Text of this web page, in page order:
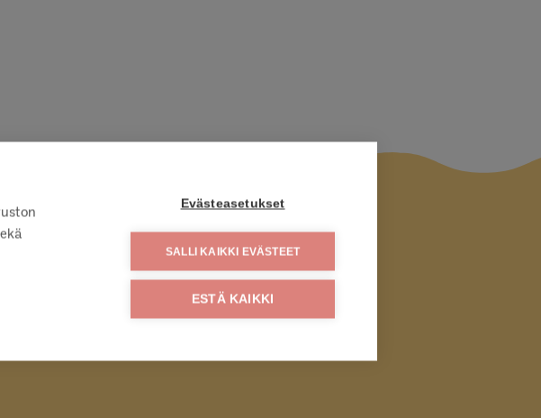
Evästeasetukset
SALLI KAIKKI EVÄSTEET
ESTÄ KAIKKI